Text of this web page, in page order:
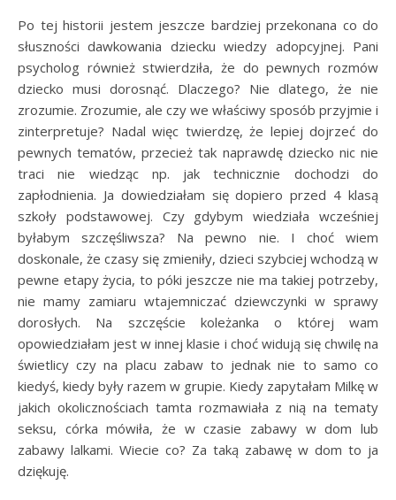
Po tej historii jestem jeszcze bardziej przekonana co do
słuszności dawkowania dziecku wiedzy adopcyjnej. Pani
psycholog również stwierdziła, że do pewnych rozmów
dziecko musi dorosnąć. Dlaczego? Nie dlatego, że nie
zrozumie. Zrozumie, ale czy we właściwy sposób przyjmie i
zinterpretuje? Nadal więc twierdzę, że lepiej dojrzeć do
pewnych tematów, przecież tak naprawdę dziecko nic nie
traci nie wiedząc np. jak technicznie dochodzi do
zapłodnienia. Ja dowiedziałam się dopiero przed 4 klasą
szkoły podstawowej. Czy gdybym wiedziała wcześniej
byłabym szczęśliwsza? Na pewno nie. I choć wiem
doskonale, że czasy się zmieniły, dzieci szybciej wchodzą w
pewne etapy życia, to póki jeszcze nie ma takiej potrzeby,
nie mamy zamiaru wtajemniczać dziewczynki w sprawy
dorosłych. Na szczęście koleżanka o której wam
opowiedziałam jest w innej klasie i choć widują się chwilę na
świetlicy czy na placu zabaw to jednak nie to samo co
kiedyś, kiedy były razem w grupie. Kiedy zapytałam Milkę w
jakich okolicznościach tamta rozmawiała z nią na tematy
seksu, córka mówiła, że w czasie zabawy w dom lub
zabawy lalkami. Wiecie co? Za taką zabawę w dom to ja
dziękuję.